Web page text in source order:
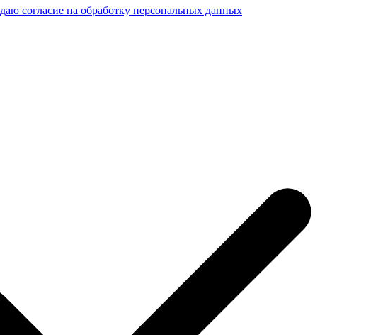
даю согласие на обработку персональных данных